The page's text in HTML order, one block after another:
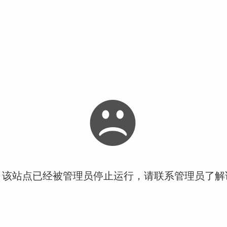
站点已经被管理员停止运行，请联系管理员了